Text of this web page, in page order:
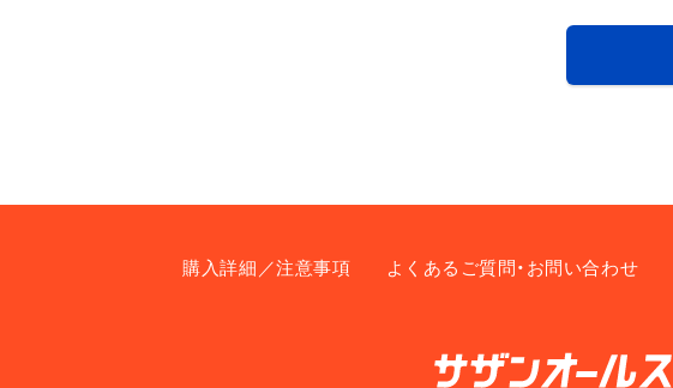
購入詳細／注意事項 よくあるご質問・お問い合わせ